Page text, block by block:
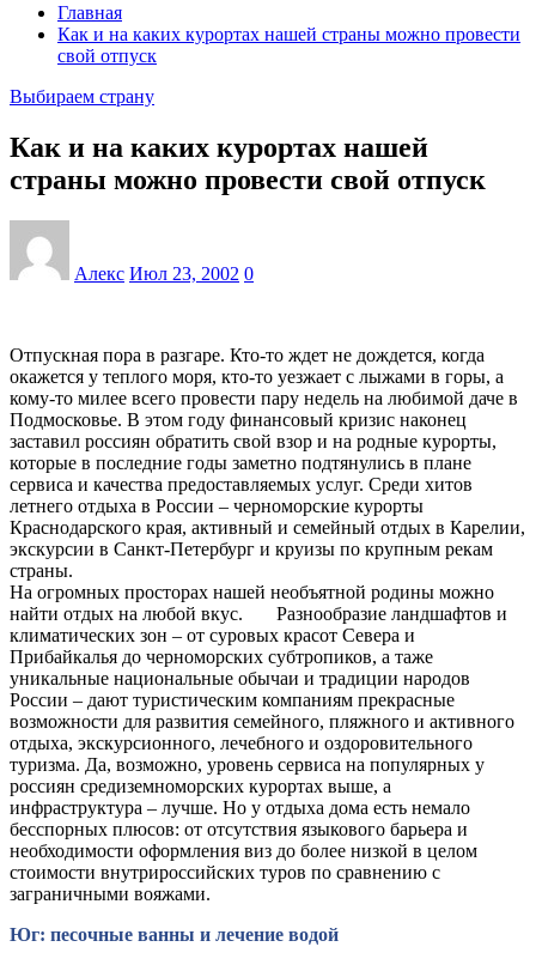
Главная
Как и на каких курортах нашей страны можно провести
свой отпуск
Выбираем страну
Как и на каких курортах нашей
страны можно провести свой отпуск
Алекс Июл 23, 2002 0
Отпускная пора в разгаре. Кто-то ждет не дождется, когда
окажется у теплого моря, кто-то уезжает с лыжами в горы, а
кому-то милее всего провести пару недель на любимой даче в
Подмосковье. В этом году финансовый кризис наконец
заставил россиян обратить свой взор и на родные курорты,
которые в последние годы заметно подтянулись в плане
сервиса и качества предоставляемых услуг. Среди хитов
летнего отдыха в России – черноморские курорты
Краснодарского края, активный и семейный отдых в Карелии,
экскурсии в Санкт-Петербург и круизы по крупным рекам
страны.
На огромных просторах нашей необъятной родины можно
найти отдых на любой вкус. Разнообразие ландшафтов и
климатических зон – от суровых красот Севера и
Прибайкалья до черноморских субтропиков, а таже
уникальные национальные обычаи и традиции народов
России – дают туристическим компаниям прекрасные
возможности для развития семейного, пляжного и активного
отдыха, экскурсионного, лечебного и оздоровительного
туризма. Да, возможно, уровень сервиса на популярных у
россиян средиземноморских курортах выше, а
инфраструктура – лучше. Но у отдыха дома есть немало
бесспорных плюсов: от отсутствия языкового барьера и
необходимости оформления виз до более низкой в целом
стоимости внутрироссийских туров по сравнению с
заграничными вояжами.
Юг: песочные ванны и лечение водой